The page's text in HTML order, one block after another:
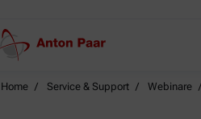
Home Service & Support Webinare